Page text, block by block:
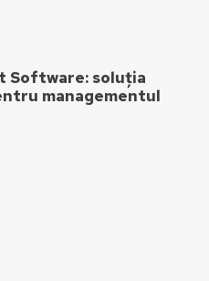
Software: soluția
managementul